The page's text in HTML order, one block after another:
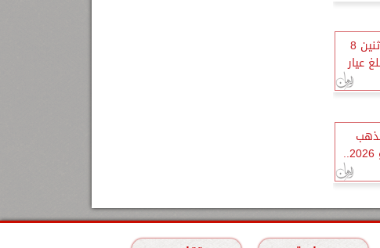
تراجع أسعار الذهب اليوم الإثنين 8
عيار
منتصف تعاملات الأحد 7 يونيو 2026..